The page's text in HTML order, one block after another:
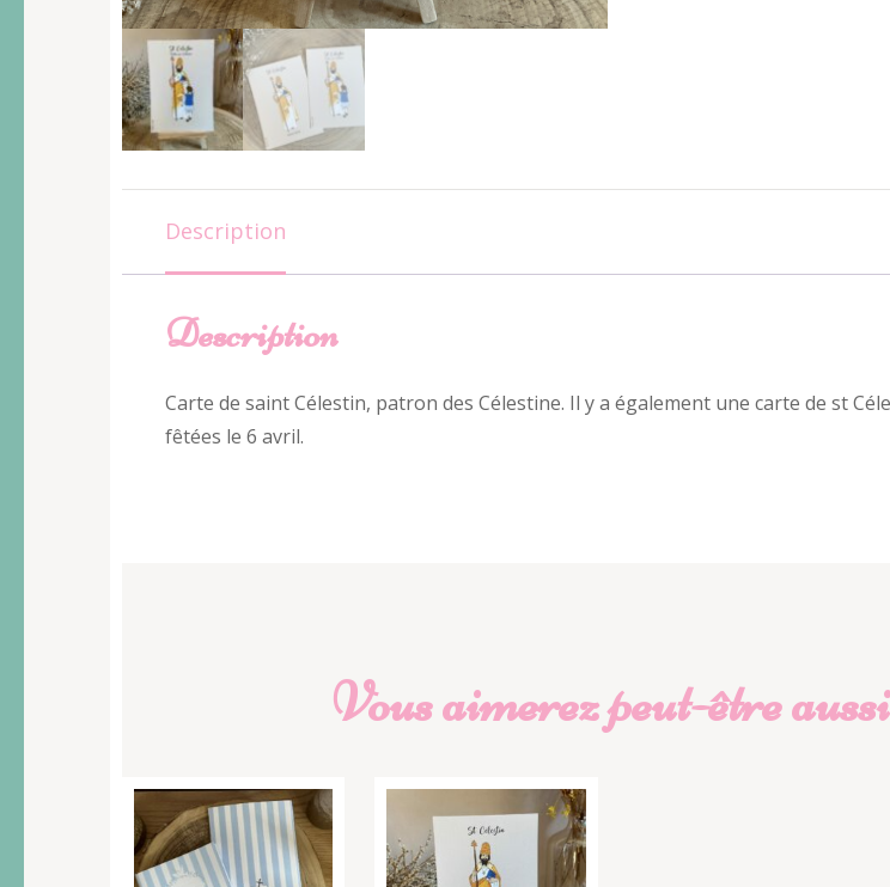
Description
Description
Carte de saint Célestin, patron des Célestine. Il y a également une carte de st
fêtées le 6 avril.
Vous aimerez peut-être